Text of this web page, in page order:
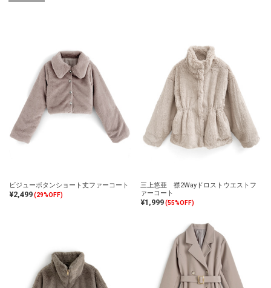
ビジューボタンショート丈ファーコート
¥2,499(29%OFF)
三上悠亜 襟2Wayドロストウエストフ
ァーコート
¥1,999(55%OFF)